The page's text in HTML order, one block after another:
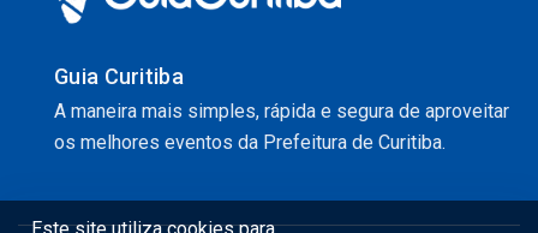
Guia Curitiba
A maneira mais simples, rápida e segura de aproveitar
os melhores eventos da Prefeitura de Curitiba.